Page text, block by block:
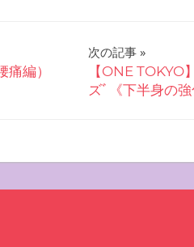
編）
次の記事
【ONE TOKYO
ズﾞ《下半身の強